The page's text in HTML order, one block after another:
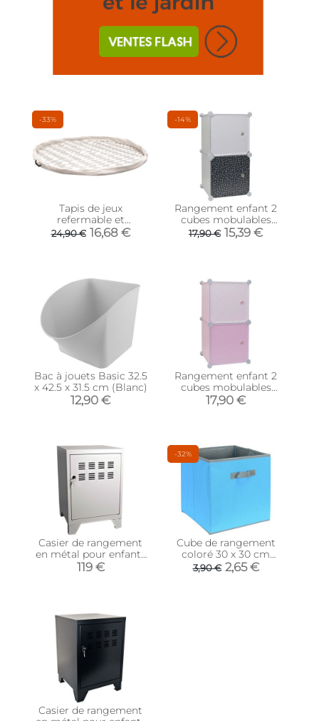
-33%
Tapis de jeux
refermable et
transportable 120 cm
24,90 € 16,68 €
-14%
Rangement enfant 2
cubes mobulables
30x30 cm (Gris et bleu
marine)
17,90 € 15,39 €
Bac à jouets Basic 32.5
x 42.5 x 31.5 cm (Blanc)
12,90 €
Rangement enfant 2
cubes mobulables
30x30 cm (Rose et
blanc)
17,90 €
Casier de rangement
en métal pour enfants
59 cm (Blanc mat)
119 €
-32%
Cube de rangement
coloré 30 x 30 cm
(Turquoise et gris)
3,90 € 2,65 €
Casier de rangement